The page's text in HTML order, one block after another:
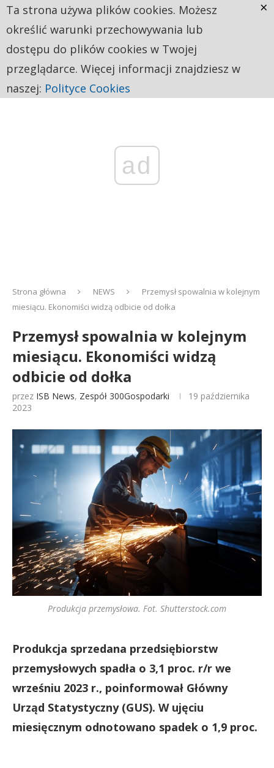
ad
Strona główna NEWS
Przemysł spowalnia w kolejnym
miesiącu. Ekonomiści widzą odbicie od dołka
Przemysł spowalnia w kolejnym
miesiącu. Ekonomiści widzą
odbicie od dołka
przez ISB News, Zespół 300Gospodarki
19 października
2023
Produkcja przemysłowa. Fot. Shutterstock.com
Produkcja sprzedana przedsiębiorstw
przemysłowych spadła o 3,1 proc. r/r we
wrześniu 2023 r., poinformował Główny
Urząd Statystyczny (GUS). W ujęciu
miesięcznym odnotowano spadek o 1,9 proc.
Ta strona używa plików cookies. Możesz
określić warunki przechowywania lub
dostępu do plików cookies w Twojej
przeglądarce. Więcej informacji znajdziesz w
naszej: Polityce Cookies
×